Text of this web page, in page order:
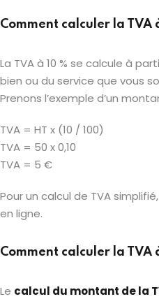
Comment calculer la TVA
La TVA à 10 % se calcule à
bien ou du service que vous
Prenons l’exemple d’un
TVA = HT x (10 / 100)
TVA = 50 x 0,10
TVA = 5 €
Pour un calcul de TVA
en ligne.
Comment calculer la TVA
Le calcul du montant de la